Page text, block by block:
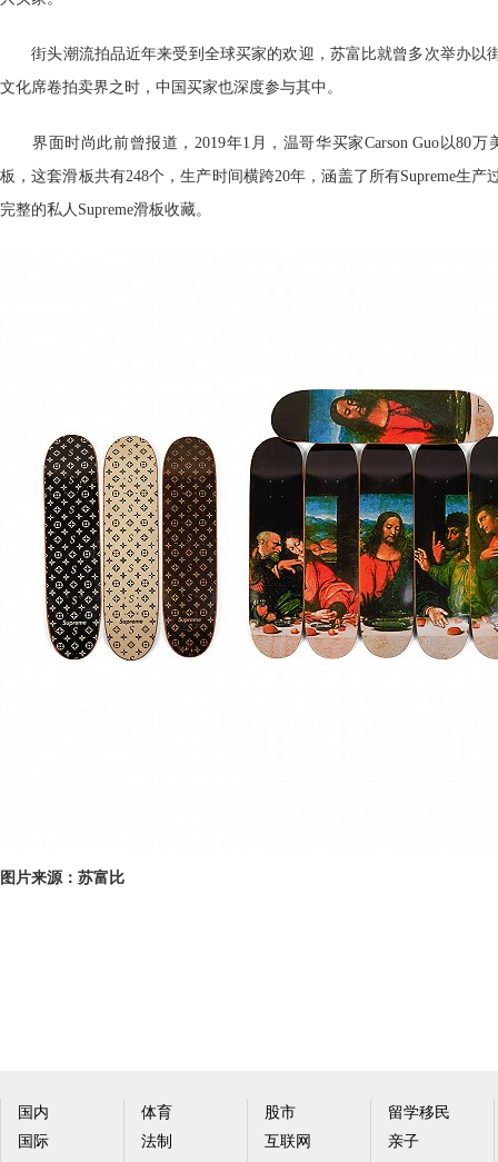
街头潮流拍品近年来受到全球买家的欢迎，苏富比就曾多次举办以
文化席卷拍卖界之时，中国买家也深度参与其中。
界面时尚此前曾报道，2019年1月，温哥华买家Carson Guo以80万
板，这套滑板共有248个，生产时间横跨20年，涵盖了所有Supreme生
完整的私人Supreme滑板收藏。
图片来源：苏富比
国内
国际
体育
法制
股市
互联网
留学移民
亲子